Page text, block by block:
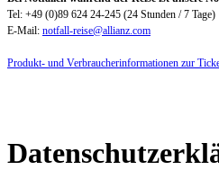
Tel: +49 (0)89 624 24-245 (24 Stunden / 7 Tage)
E-Mail: notfall-reise@allianz.com
Produkt- und Verbraucherinformationen zur